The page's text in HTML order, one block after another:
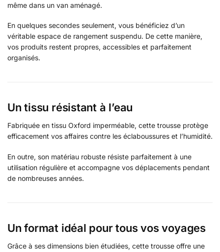
même dans un van aménagé.
En quelques secondes seulement, vous bénéficiez d’un
véritable espace de rangement suspendu. De cette manière,
vos produits restent propres, accessibles et parfaitement
organisés.
Un tissu résistant à l’eau
Fabriquée en tissu Oxford imperméable, cette trousse protège
efficacement vos affaires contre les éclaboussures et l’humidité.
En outre, son matériau robuste résiste parfaitement à une
utilisation régulière et accompagne vos déplacements pendant
de nombreuses années.
Un format idéal pour tous vos voyages
Grâce à ses dimensions bien étudiées, cette trousse offre une